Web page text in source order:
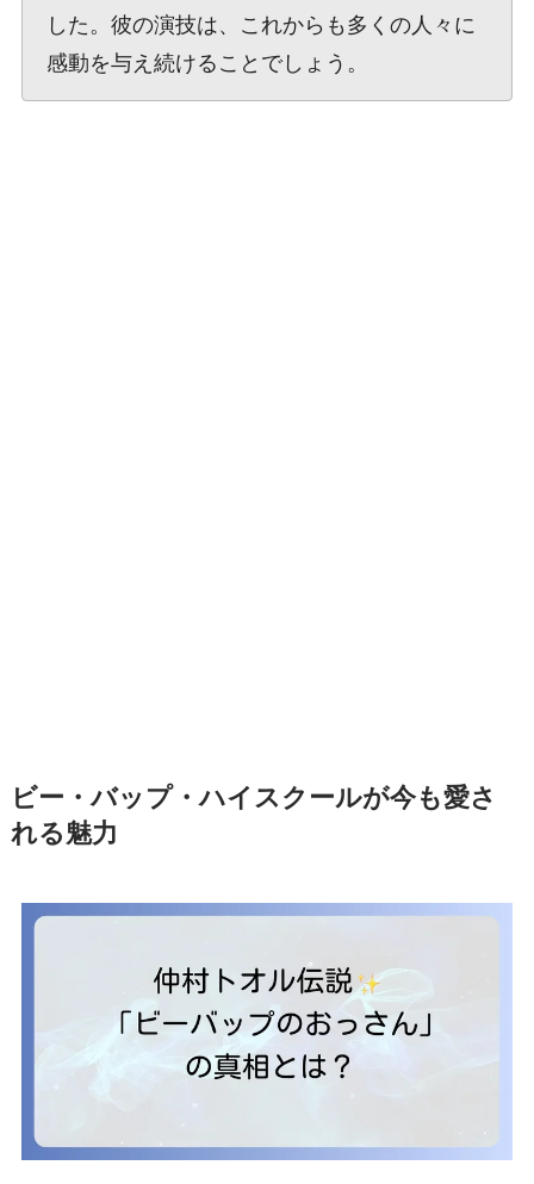
した。彼の演技は、これからも多くの人々に
感動を与え続けることでしょう。
ビー・バップ・ハイスクールが今も愛さ
れる魅力